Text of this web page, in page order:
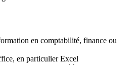
en comptabilité, finance ou
en particulier Excel